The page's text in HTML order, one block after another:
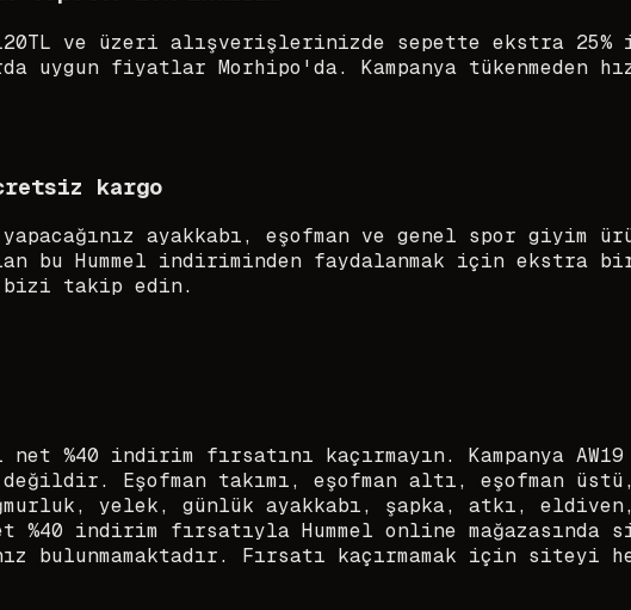
ve üzeri alışverişlerinizde sepette ekstra 25%
uygun fiyatlar Morhipo'da. Kampanya tükenmeden
kargo
yapacağınız ayakkabı, eşofman ve genel spor giyim
bu Hummel indiriminden faydalanmak için ekstra
bizi takip edin.
%40 indirim fırsatını kaçırmayın. Kampanya
Eşofman takımı, eşofman altı, eşofman
yelek, günlük ayakkabı, şapka, atkı,
indirim fırsatıyla Hummel online
bulunmamaktadır. Fırsatı kaçırmamak için siteyi